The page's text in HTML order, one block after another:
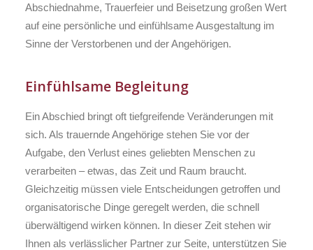
Abschiednahme, Trauerfeier und Beisetzung großen Wert
auf eine persönliche und einfühlsame Ausgestaltung im
Sinne der Verstorbenen und der Angehörigen.
Einfühlsame Begleitung
Ein Abschied bringt oft tiefgreifende Veränderungen mit
sich. Als trauernde Angehörige stehen Sie vor der
Aufgabe, den Verlust eines geliebten Menschen zu
verarbeiten – etwas, das Zeit und Raum braucht.
Gleichzeitig müssen viele Entscheidungen getroffen und
organisatorische Dinge geregelt werden, die schnell
überwältigend wirken können. In dieser Zeit stehen wir
Ihnen als verlässlicher Partner zur Seite, unterstützen Sie